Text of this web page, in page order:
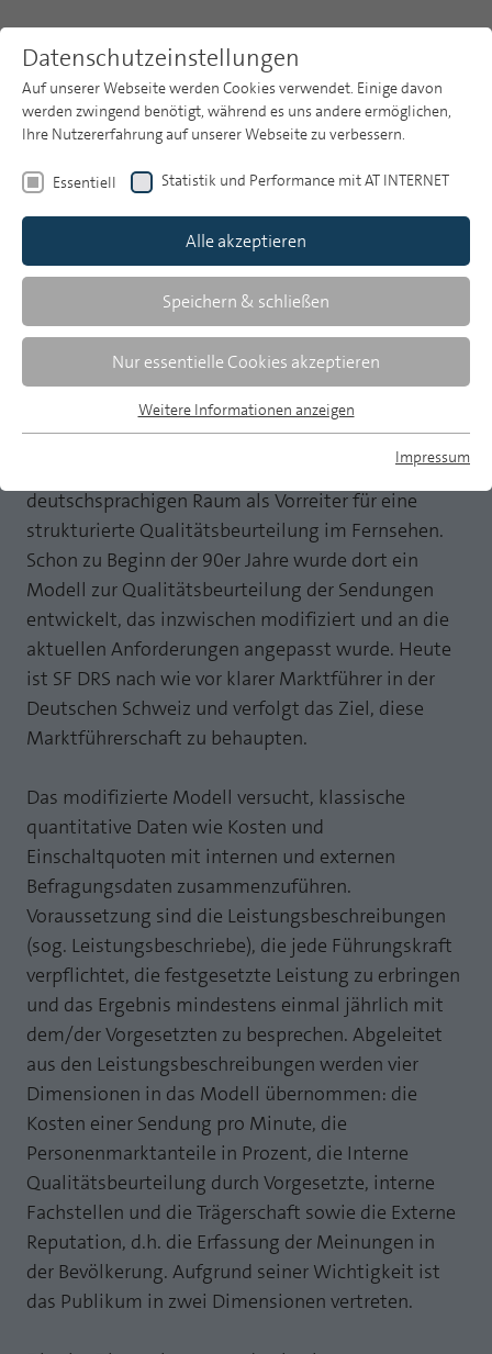
MP auf Mastodon
MP auf LinkedIn
Newsletter
Publikationsarchiv
Heft 7
Qualitätsbeurteilung im Schweizer
Fernsehen
Das Modell von SF DRS
deutschsprachigen Raum als Vorreiter für eine
strukturierte Qualitätsbeurteilung im Fernsehen.
Schon zu Beginn der 90er Jahre wurde dort ein
Modell zur Qualitätsbeurteilung der Sendungen
entwickelt, das inzwischen modifiziert und an die
aktuellen Anforderungen angepasst wurde. Heute
ist SF DRS nach wie vor klarer Marktführer in der
Deutschen Schweiz und verfolgt das Ziel, diese
Marktführerschaft zu behaupten.
Das modifizierte Modell versucht, klassische
quantitative Daten wie Kosten und
Einschaltquoten mit internen und externen
Befragungsdaten zusammenzuführen.
Voraussetzung sind die Leistungsbeschreibungen
(sog. Leistungsbeschriebe), die jede Führungskraft
verpflichtet, die festgesetzte Leistung zu erbringen
und das Ergebnis mindestens einmal jährlich mit
dem/der Vorgesetzten zu besprechen. Abgeleitet
aus den Leistungsbeschreibungen werden vier
Dimensionen in das Modell übernommen: die
Kosten einer Sendung pro Minute, die
Personenmarktanteile in Prozent, die Interne
Qualitätsbeurteilung durch Vorgesetzte, interne
Fachstellen und die Trägerschaft sowie die Externe
Reputation, d.h. die Erfassung der Meinungen in
der Bevölkerung. Aufgrund seiner Wichtigkeit ist
das Publikum in zwei Dimensionen vertreten.
Datenschutzeinstellungen
Auf unserer Webseite werden Cookies verwendet. Einige davon
werden zwingend benötigt, während es uns andere ermöglichen,
Ihre Nutzererfahrung auf unserer Webseite zu verbessern.
Essentiell Statistik und Performance mit AT INTERNET
Alle akzeptieren
Speichern & schließen
Nur essentielle Cookies akzeptieren
Essentielle Cookies werden für grundlegende Funktionen der
Webseite einwandfrei funktioniert.
Name fe_typo_user
Anbieter TYPO3
Zweck
Dieses Cookie ist ein Standard-Session-
Cookie von TYPO3. Es speichert im Falle
eines Benutzer-Logins die Session ID
mithilfe derer der eingeloggte User
geschützten Bereichen zu gewähren.
PHPSESSID
Anbieter php
Laufzeit Ende der Sitzung
Zweck PHPs Standard Sitzungs Identifikation
Cookie-Informationen anzeigen
Statistik und Performance mit AT INTERNET
CROSS-DEVICE ANALYTICS LÖSUNG
Name atidvisitor
AT INTERNET
Zweck
Cookie von AT INTERNET zur Steuerung der
Name atuserid
Anbieter AT INTERNET
Laufzeit 1 Jahr
Zweck
Cookie von AT INTERNET zur Steuerung der
erweiterten Script- und Ereignisbehandlung
Cookie-Informationen anzeigen
Weitere Informationen anzeigen
Impressum